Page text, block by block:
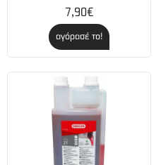
Στροφές ανά λεπτό
Ροπή (Νm/rpm):
Διάμετρος κυλίνδρου (mm):
Επίπεδο θορύβου
Στάθμη ισχύος θορύβου,
Στάθμη πίεσης θορύβου
7,90€
αγόρασέ το!